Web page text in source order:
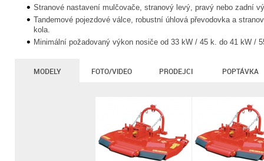
Stranové nastavení mulčovače, stranový levý, pravý nebo zadní
Tandemové pojezdové válce, robustní úhlová převodovka a
kola.
Minimální požadovaný výkon nosiče od 33 kW / 45 k. do 41 kW /
MODELY FOTO/VIDEO PRODEJCI POPTÁVKA